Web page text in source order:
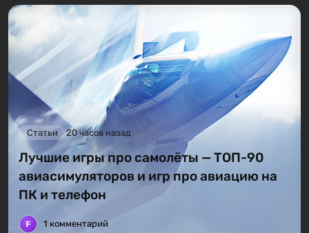
Статьи 20 часов назад
Лучшие игры про самолёты — ТОП-90
авиасимуляторов и игр про авиацию на
ПК и телефон
1 комментарий